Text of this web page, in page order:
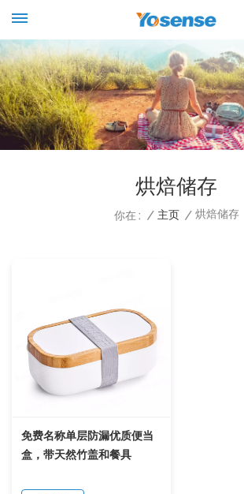
烘焙储存
你在 : / 主页 / 烘焙储存
免费名称单层防漏优质便当
盒，带天然竹盖和餐具